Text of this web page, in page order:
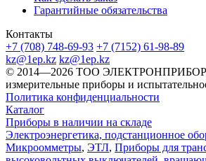
Гарантийные обязательства
Контакты
+7 (708) 748-69-93 +7 (7152) 61-98-89
kz@1ep.kz kz@1ep.kz
©️ 2014—2026 ТОО
измерительные приборы и
Политика конфиденциальности
Каталог
Приборы в наличии на складе
Электроэнергетика, подстанционное
Микроомметры, ЭТЛ, Приборы для